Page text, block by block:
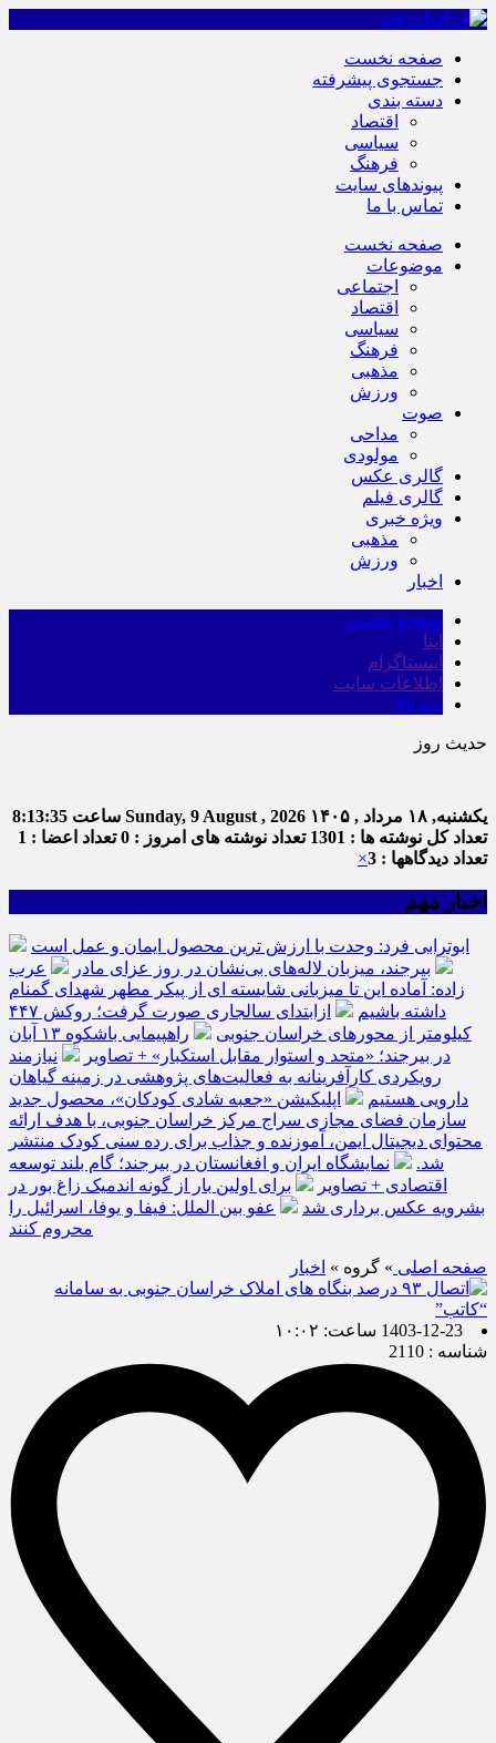
صفحه نخست
جستجوی پیشرفته
دسته بندی
اقتصاد
سیاسی
فرهنگ
پیوندهای سایت
تماس با ما
صفحه نخست
موضوعات
اجتماعی
اقتصاد
سیاسی
فرهنگ
مذهبی
ورزش
صوت
مداحی
مولودی
گالری عکس
گالری فیلم
ویژه خبری
مذهبی
ورزش
اخبار
صفحه نخست
ایتا
اینستاگرام
اطلاعات سایت
برو بالا
حدیث روز
یکشنبه, ۱۸ مرداد , ۱۴۰۵ Sunday, 9 August , 2026 ساعت 8:13:36
تعداد کل نوشته ها : 1301
تعداد نوشته های امروز : 0
تعداد اعضا : 1
تعداد دیدگاهها : 3
×
اخبار مهم
ابوترابی فرد: وحدت با ارزش ترین محصول ایمان و عمل است
بیرجند، میزبان لاله‌های بی‌نشان در روز عزای مادر
عرب
زاده: آماده این تا میزبانی شایسته ای از پیکر مطهر شهدای گمنام
داشته باشیم
ازابتدای سالجاری صورت گرفت؛ روکش ۴۴۷
کیلومتر از محورهای خراسان جنوبی
راهپیمایی باشکوه ۱۳ آبان
در بیرجند؛ «متحد و استوار مقابل استکبار» + تصاویر
نیازمند
رویکردی کارآفرینانه به فعالیت‌های پژوهشی در زمینه گیاهان
دارویی هستیم
اپلیکیشن «جعبه شادی کودکان»، محصول جدید
سازمان فضای مجازی سراج مرکز خراسان جنوبی، با هدف ارائه
محتوای دیجیتال ایمن، آموزنده و جذاب برای رده سنی کودک منتشر
شد.
نمایشگاه ایران و افغانستان در بیرجند؛ گام بلند توسعه
اقتصادی + تصاویر
برای اولین بار از گونه اندمیک زاغ بور در
بشرویه عکس برداری شد
عفو بین الملل: فیفا و یوفا، اسرائیل را
محروم کنند
صفحه اصلی » گروه » اخبار
1403-12-23 ساعت: ۱۰:۰۲
شناسه : 2110